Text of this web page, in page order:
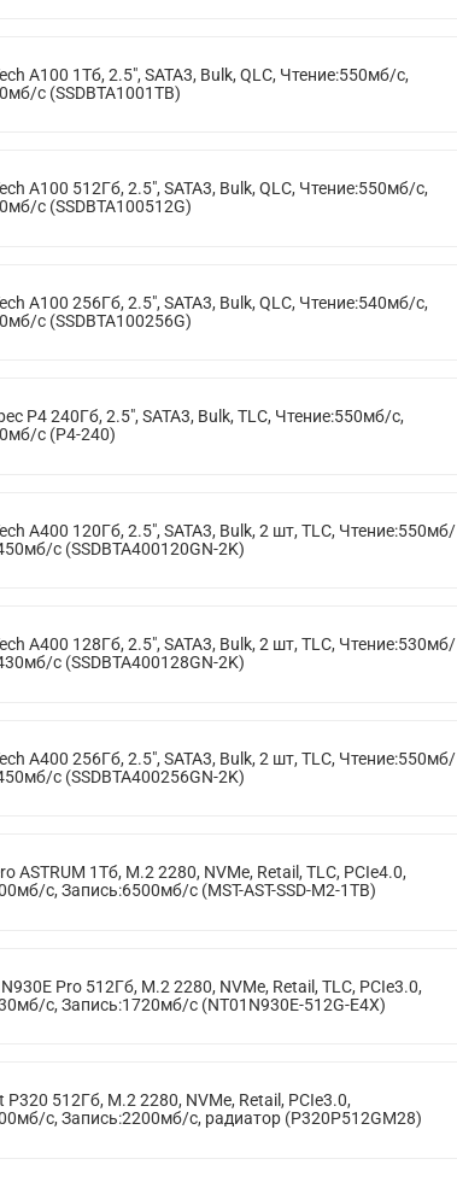
A100 1Тб, 2.5", SATA3, Bulk, QLC, Чтение:550мб/с,
с (SSDBTA1001TB)
A100 512Гб, 2.5", SATA3, Bulk, QLC, Чтение:550мб/с,
с (SSDBTA100512G)
A100 256Гб, 2.5", SATA3, Bulk, QLC, Чтение:540мб/с,
с (SSDBTA100256G)
P4 240Гб, 2.5", SATA3, Bulk, TLC, Чтение:550мб/с,
с (P4-240)
A400 120Гб, 2.5", SATA3, Bulk, 2 шт, TLC, Чтение:550мб/
с (SSDBTA400120GN-2K)
A400 128Гб, 2.5", SATA3, Bulk, 2 шт, TLC, Чтение:530мб/
с (SSDBTA400128GN-2K)
A400 256Гб, 2.5", SATA3, Bulk, 2 шт, TLC, Чтение:550мб/
с (SSDBTA400256GN-2K)
ASTRUM 1Тб, M.2 2280, NVMe, Retail, TLC, PCIe4.0,
с, Запись:6500мб/с (MST-AST-SSD-M2-1TB)
Pro 512Гб, M.2 2280, NVMe, Retail, TLC, PCIe3.0,
с, Запись:1720мб/с (NT01N930E-512G-E4X)
P320 512Гб, M.2 2280, NVMe, Retail, PCIe3.0,
с, Запись:2200мб/с, радиатор (P320P512GM28)